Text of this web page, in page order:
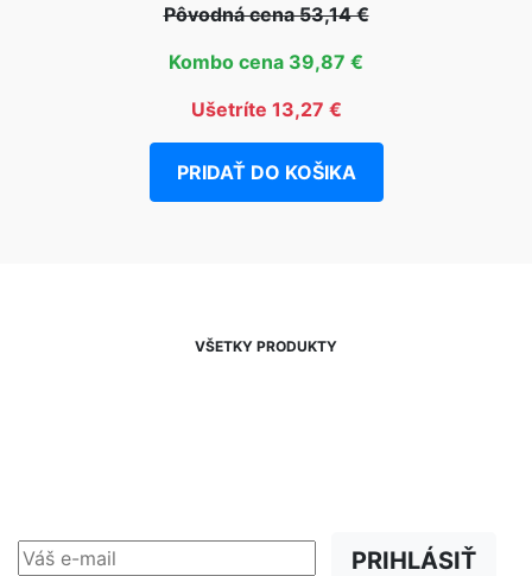
Pôvodná cena 53,14 €
Kombo cena 39,87 €
Ušetríte 13,27 €
PRIDAŤ DO KOŠIKA
VŠETKY PRODUKTY
PRIHLÁSIŤ